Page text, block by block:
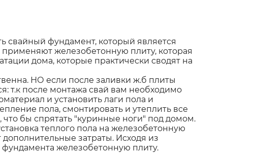
свайный фундамент, который является
железобетонную плиту, которая
дома, которые практически сводят на
НО если после заливки ж.б плиты
т.к после монтажа свай вам необходимо
и установить лаги пола и
пола, смонтировать и утеплить все
бы спрятать "куринные ноги" под домом.
теплого пола на железобетонную
затраты. Исходя из
железобетонную плиту.